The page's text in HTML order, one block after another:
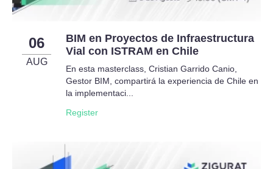
06
AUG
BIM en Proyectos de Infraestructura
Vial con ISTRAM en Chile
En esta masterclass, Cristian Garrido Canio,
Gestor BIM, compartirá la experiencia de Chile en
la implementaci...
Register